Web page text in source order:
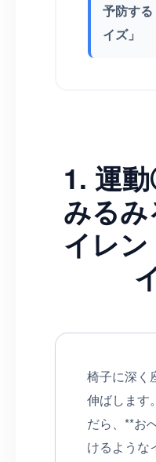
予防す
イズ」
1. 運
みる
イレ
椅子に深く
伸ばします
だら、**お
けるような